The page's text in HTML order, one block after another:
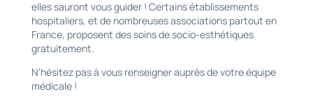
elles sauront vous guider ! Certains établissements
hospitaliers, et de nombreuses associations partout en
France, proposent des soins de socio-esthétiques
gratuitement.
N’hésitez pas à vous renseigner auprès de votre équipe
médicale !